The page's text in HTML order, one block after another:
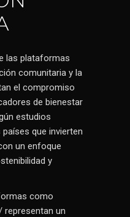
las plataformas
comunitaria y la
el compromiso
de bienestar
estudios
países que invierten
un enfoque
y
como
representan un